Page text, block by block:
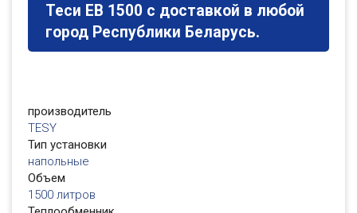
Теси ЕВ 1500 с доставкой в любой
город Республики Беларусь.
производитель
TESY
Тип установки
напольные
Объем
1500 литров